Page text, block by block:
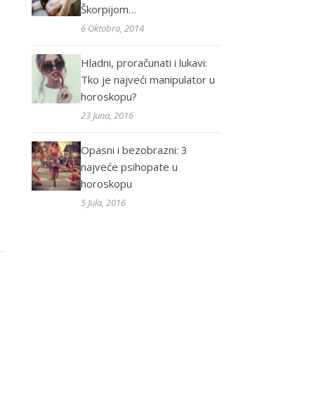
Škorpijom…
6 Oktobra, 2014
Hladni, proračunati i lukavi:
Tko je najveći manipulator u
horoskopu?
23 Juna, 2016
Opasni i bezobrazni: 3
najveće psihopate u
horoskopu
5 Jula, 2016